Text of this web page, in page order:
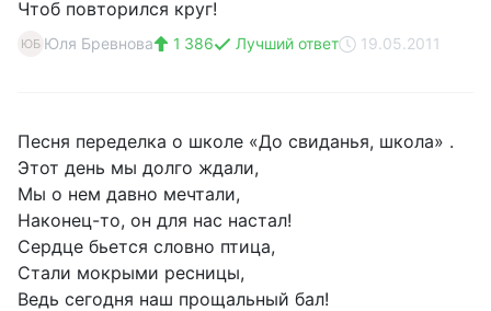
Чтоб повторился круг!
ЮБ Юля Бревнова 1 386 Лучший ответ 19.05.2011
Песня переделка о школе «До свиданья, школа» .
Этот день мы долго ждали,
Мы о нем давно мечтали,
Наконец-то, он для нас настал!
Сердце бьется словно птица,
Стали мокрыми ресницы,
Ведь сегодня наш прощальный бал!